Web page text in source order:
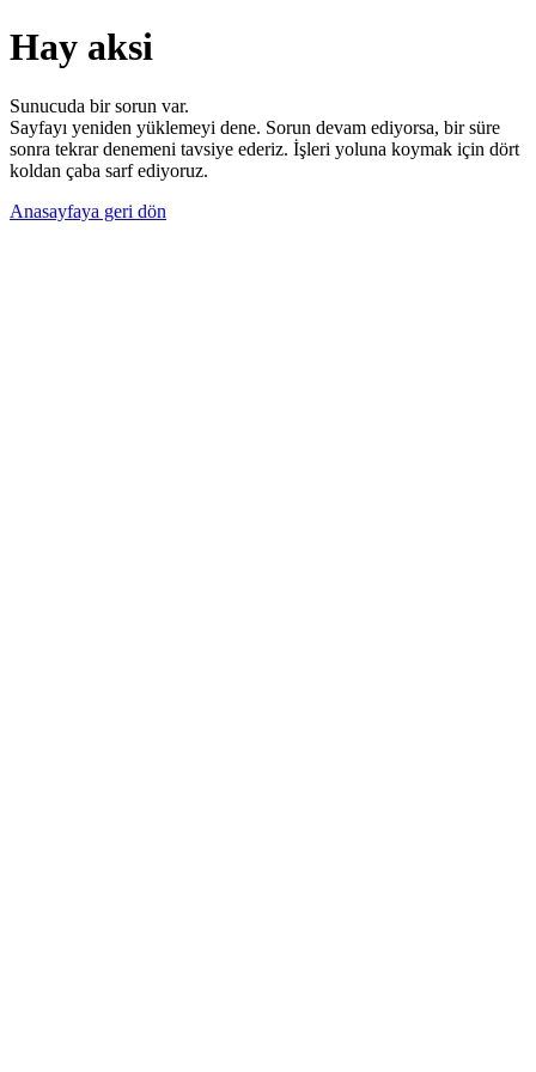
Hay aksi
Sunucuda bir sorun var.
Sayfayı yeniden yüklemeyi dene. Sorun devam ediyorsa, bir süre
sonra tekrar denemeni tavsiye ederiz. İşleri yoluna koymak için dört
koldan çaba sarf ediyoruz.
Anasayfaya geri dön